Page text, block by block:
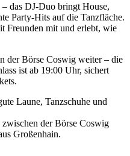
das DJ-Duo bringt House,
Party-Hits auf die Tanzfläche.
Freunden mit und erlebt, wie
der Börse Coswig weiter – die
ist ab 19:00 Uhr, sichert
Laune, Tanzschuhe und
der Börse Coswig
Großenhain.